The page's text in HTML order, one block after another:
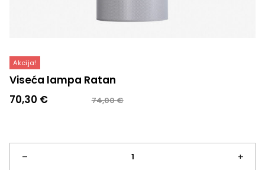
Akcija!
Viseća lampa Ratan
74,00€
Izvorna
je:
74,00 €.
70,30 €
Trenutna
70,30 €.
–
Viseća +